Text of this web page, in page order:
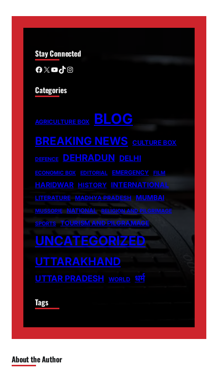
Stay Connected
Facebook X YouTube TikTok Instagram
Categories
AGRICULTURE BOX BLOG
BREAKING NEWS CULTURE BOX
DEFENCE DEHRADUN DELHI
ECONOMIC BOX EDITORIAL EMERGENCY FILM
HARIDWAR HISTORY INTERNATIONAL
LITERATURE MADHYA PRADESH MUMBAI
MUSSORIE NATIONAL
RELIGION AND PILGRIMAGE
SPORTS
TOURISM AND PILGRAMAGE
UNCATEGORIZED
UTTARAKHAND
UTTAR PRADESH WORLD धर्म
Tags
About the Author